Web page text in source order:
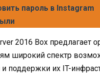
пароль в Instagram
2016 Box предлагает
широкий спектр
и поддержки их IT-